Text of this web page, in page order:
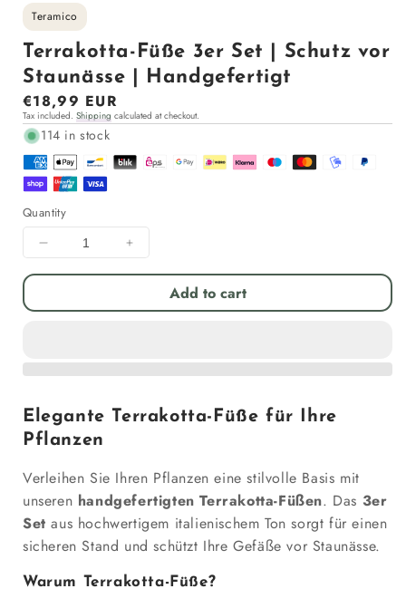
Teramico
Terrakotta-Füße 3er Set | Schutz vor
Staunässe | Handgefertigt
Regular
price
€18,99 EUR
Tax included. Shipping calculated at checkout.
114 in stock
Quantity
Decrease
quantity
Terrakotta-
Set
vor
Staunässe
Handgefertigt
Increase
quantity
Terrakotta-
Set
Schutz
vor
Handgefertigt
Add to cart
Elegante Terrakotta-Füße für Ihre
Pflanzen
Verleihen Sie Ihren Pflanzen eine stilvolle Basis mit
unseren handgefertigten Terrakotta-Füßen. Das 3er
Set aus hochwertigem italienischem Ton sorgt für einen
sicheren Stand und schützt Ihre Gefäße vor Staunässe.
Warum Terrakotta-Füße?